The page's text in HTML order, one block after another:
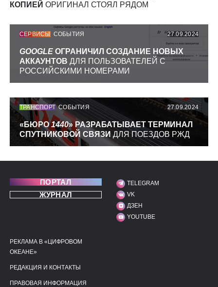
КОПИЕЙ ОРИГИНАЛ СТОЯЛ РЯДОМ
СЕРВИСЫ СОБЫТИЯ 27.09.2024
GOOGLE ОГРАНИЧИЛ СОЗДАНИЕ НОВЫХ
АККАУНТОВ ДЛЯ ПОЛЬЗОВАТЕЛЕЙ С
РОССИЙСКИМИ НОМЕРАМИ
ТРАНСПОРТ СОБЫТИЯ 27.09.2024
«БЮРО1440» РАЗРАБАТЫВАЕТ ТЕРМИНАЛ
СПУТНИКОВОЙ СВЯЗИ ДЛЯ ПОЕЗДОВ РЖД
ПОРТАЛ
ЖУРНАЛ
МЫ В СОЦИАЛЬНЫХ
TELEGRAM
VK
ДЗЕН
YOUTUBE
ПОЛЕЗНЫЕ ССЫЛКИ
РЕКЛАМА В «ЦИФРОВОМ
ОКЕАНЕ»
РЕДАКЦИЯ И КОНТАКТЫ
ПРАВОВАЯ ИНФОРМАЦИЯ